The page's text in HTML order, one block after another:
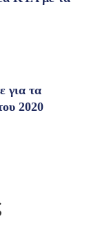
για τα
2020